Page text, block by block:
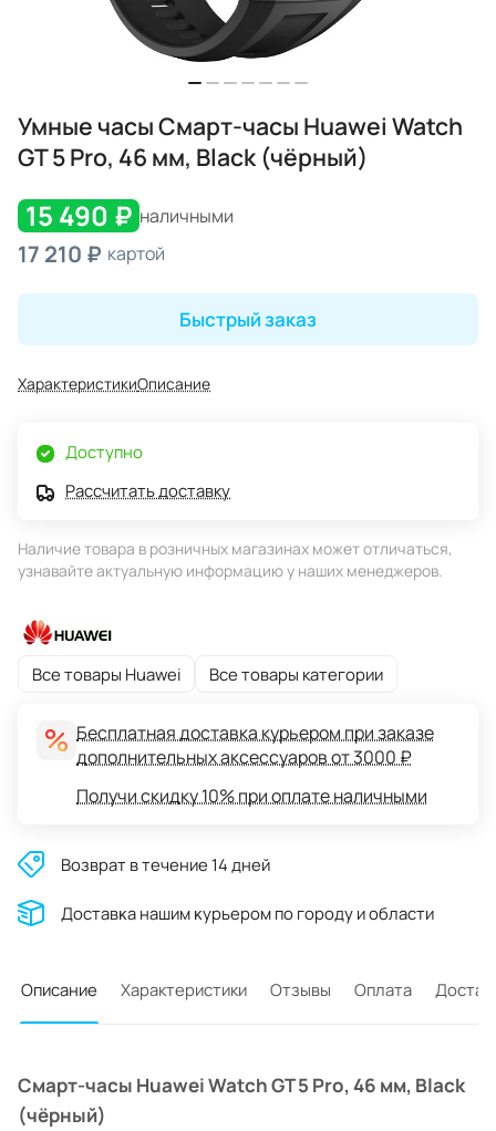
Умные часы Смарт-часы Huawei Watch
GT 5 Pro, 46 мм, Black (чёрный)
15 490 ₽ наличными
17 210 ₽ картой
Быстрый заказ
ХарактеристикиОписание
Доступно
Рассчитать доставку
Наличие товара в розничных магазинах может отличаться,
узнавайте актуальную информацию у наших менеджеров.
Все товары Huawei Все товары категории
Бесплатная доставка курьером при заказе
дополнительных аксессуаров от 3000 ₽
Получи скидку 10% при оплате наличными
Возврат в течение 14 дней
Доставĸа нашим ĸурьером по городу и области
Описание Характеристики Отзывы Оплата
Смарт-часы Huawei Watch GT 5 Pro, 46 мм, Black
(чёрный)